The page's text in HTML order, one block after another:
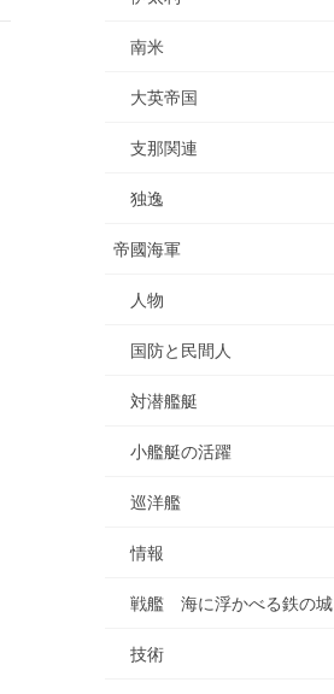
南米
大英帝国
支那関連
独逸
帝國海軍
人物
国防と民間人
対潜艦艇
小艦艇の活躍
巡洋艦
情報
戦艦 海に浮かべる鉄の城
技術